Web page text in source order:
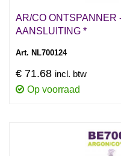
AR/CO ONTSPANNER
AANSLUITING *
Art. NL700124
€ 71.68 incl. btw
Op voorraad